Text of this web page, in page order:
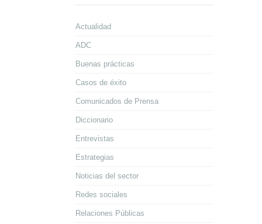
Actualidad
ADC
Buenas prácticas
Casos de éxito
Comunicados de Prensa
Diccionario
Entrevistas
Estrategias
Noticias del sector
Redes sociales
Relaciones Públicas